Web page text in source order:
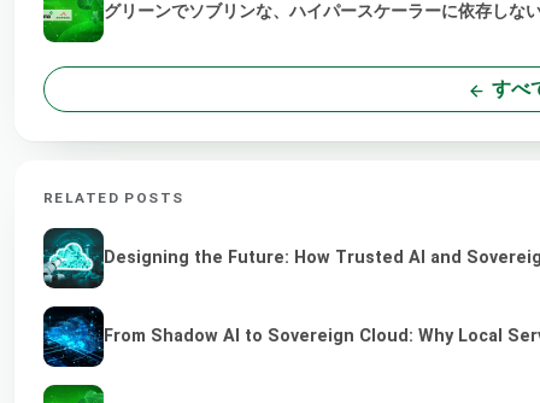
グリーンでソブリンな、ハイパースケーラーに依存し
すべ
RELATED POSTS
Designing the Future: How Trusted AI and
From Shadow AI to Sovereign Cloud: Why Local